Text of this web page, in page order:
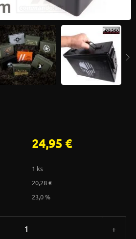
24,95 €
1 ks
20,28 €
23,0 %
+